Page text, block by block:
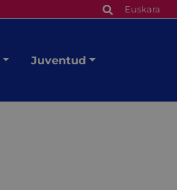
Euskara
Juventud